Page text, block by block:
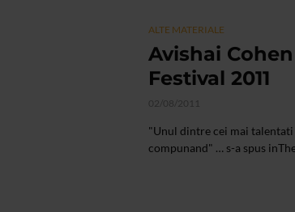
ALTE MATERIALE
Avishai
Festival 2011
02/08/2011
"Unul dintre cei mai talentati
compunand" … s-a spus